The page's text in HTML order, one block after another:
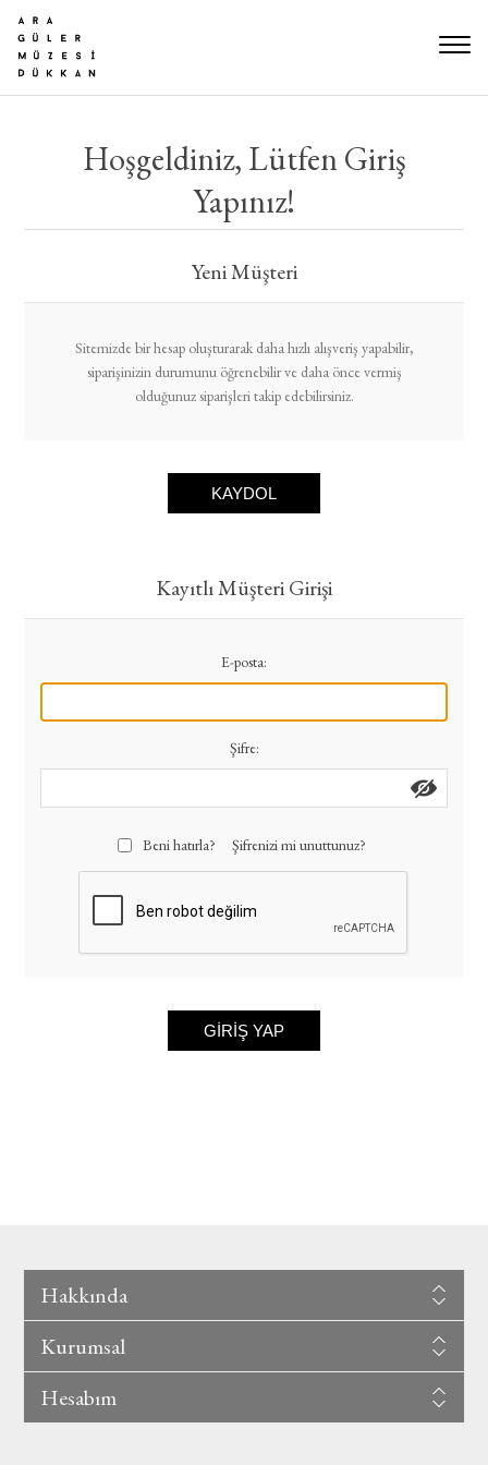
Hoşgeldiniz, Lütfen Giriş
Yapınız!
Yeni Müşteri
Sitemizde bir hesap oluşturarak daha hızlı alışveriş yapabilir,
siparişinizin durumunu öğrenebilir ve daha önce vermiş
olduğunuz siparişleri takip edebilirsiniz.
KAYDOL
Kayıtlı Müşteri Girişi
E-posta:
Şifre:
Beni hatırla? Şifrenizi mi unuttunuz?
GIRIŞ YAP
Hakkında
Kurumsal
Hesabım